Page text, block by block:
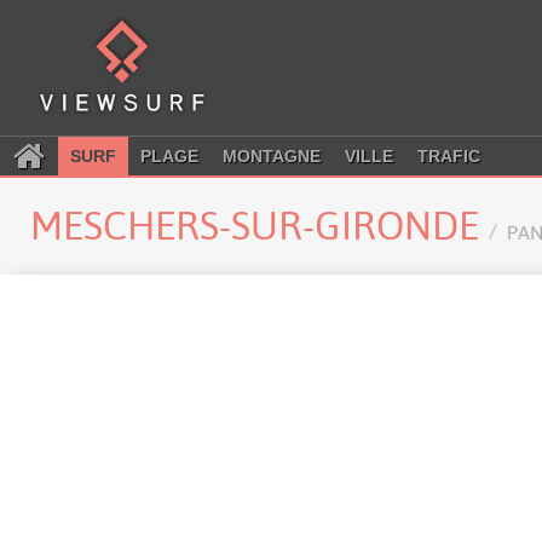
SURF PLAGE MONTAGNE VILLE TRAFIC
MESCHERS-SUR-GIRONDE